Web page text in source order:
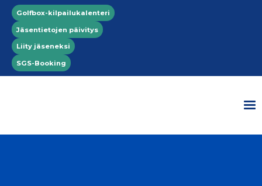
Hyppää pääsisältöön
Top menu
Golfbox-kilpailukalenteri
Jäsentietojen päivitys
Liity jäseneksi
SGS-Booking